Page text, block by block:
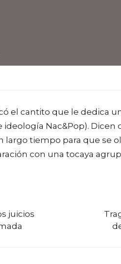
el cantito que le dedica
Nac&Pop). Dicen
largo tiempo para que se
con una tocaya
juicios